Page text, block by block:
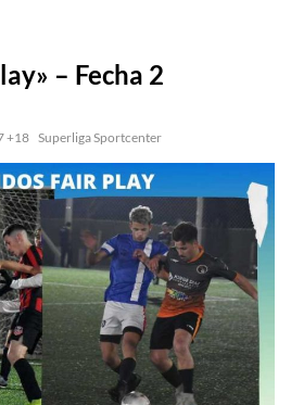
– Fecha 2
+18 Superliga Sportcenter